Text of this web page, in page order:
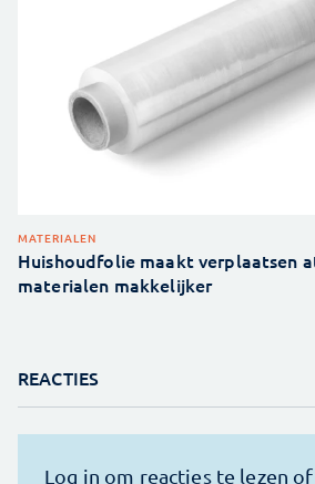
MATERIALEN
Huishoudfolie maakt verplaatsen
materialen makkelijker
REACTIES